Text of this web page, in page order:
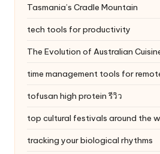
Tasmania’s Cradle Mountain
tech tools for productivity
The Evolution of Australian
time management tools for
tofusan high protein รีวิว
top cultural festivals around the
tracking your biological rhythms